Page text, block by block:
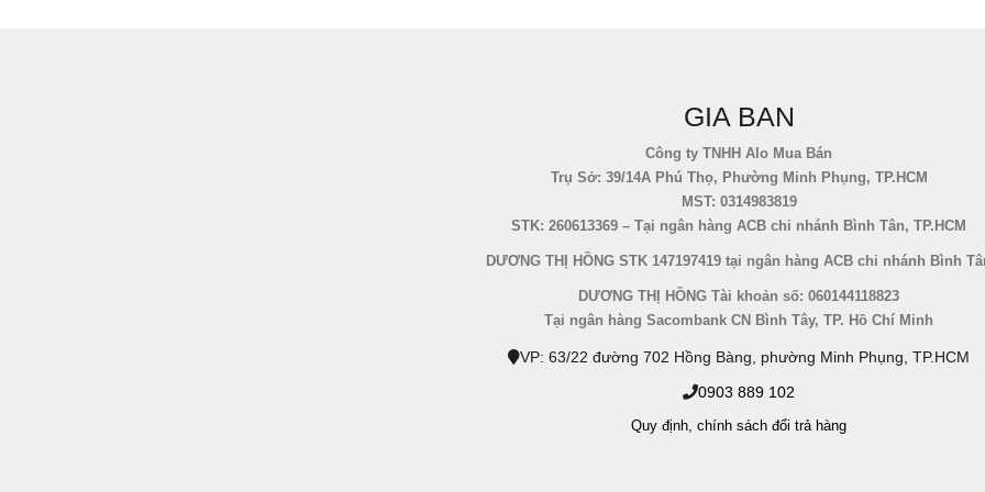
GIA BAN
Công ty TNHH Alo Mua Bán
Trụ Sở: 39/14A Phú Thọ, Phường Minh Phụng, TP.HCM
MST: 0314983819
STK: 260613369 – Tại ngân hàng ACB chi nhánh Bình Tân, TP.HCM
DƯƠNG THỊ HỒNG STK 147197419 tại ngân hàng ACB chi nhánh Bình
DƯƠNG THỊ HỒNG Tài khoản số: 060144118823
Tại ngân hàng Sacombank CN Bình Tây, TP. Hồ Chí Minh
VP: 63/22 đường 702 Hồng Bàng, phường Minh Phụng, TP.HCM
0903 889 102
Quy định, chính sách đổi trả hàng